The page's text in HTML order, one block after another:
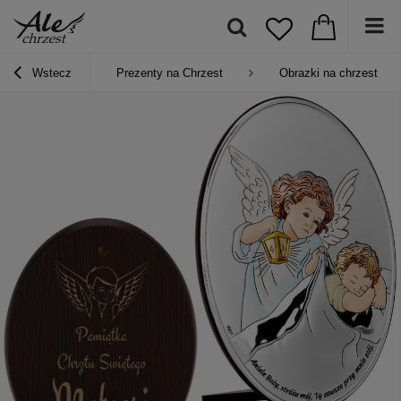
Wstecz Prezenty na Chrzest Obrazki na chrzest